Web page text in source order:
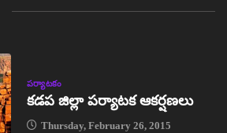
పర్యాటకం
కడప జిల్లా పర్యాటక ఆకర్షణలు
Thursday, February 26, 2015